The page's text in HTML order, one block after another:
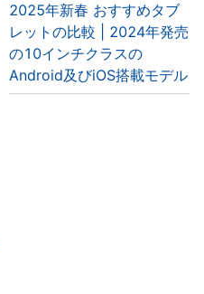
2025年新春 おすすめタブ
レットの比較 | 2024年発売
の10インチクラスの
Android及びiOS搭載モデル